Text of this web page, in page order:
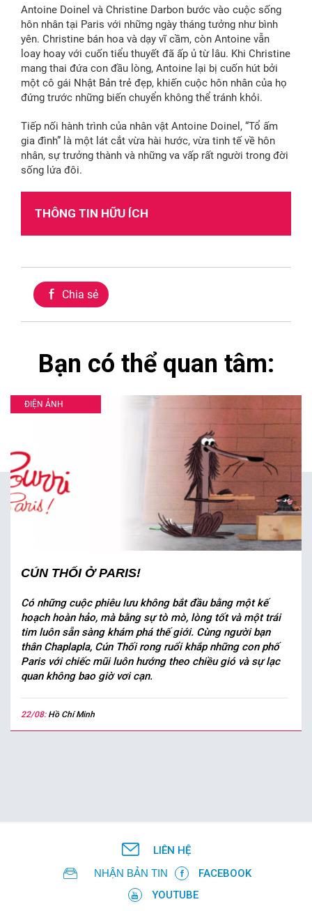
Antoine Doinel và Christine Darbon bước vào cuộc sống
hôn nhân tại Paris với những ngày tháng tưởng như bình
yên. Christine bán hoa và dạy vĩ cầm, còn Antoine vẫn
loay hoay với cuốn tiểu thuyết đã ấp ủ từ lâu. Khi Christine
mang thai đứa con đầu lòng, Antoine lại bị cuốn hút bởi
một cô gái Nhật Bản trẻ đẹp, khiến cuộc hôn nhân của họ
đứng trước những biến chuyển không thể tránh khỏi.
Tiếp nối hành trình của nhân vật Antoine Doinel, “Tổ ấm
gia đình” là một lát cắt vừa hài hước, vừa tinh tế về hôn
nhân, sự trưởng thành và những va vấp rất người trong đời
sống lứa đôi.
THÔNG TIN HỮU ÍCH
Chia sẻ
Bạn có thể quan tâm:
ĐIỆN ẢNH
CÚN THỐI Ở PARIS!
Có những cuộc phiêu lưu không bắt đầu bằng một kế
hoạch hoàn hảo, mà bằng sự tò mò, lòng tốt và một trái
tim luôn sẵn sàng khám phá thế giới. Cùng người bạn
thân Chaplapla, Cún Thối rong ruổi khắp những con phố
Paris với chiếc mũi luôn hướng theo chiều gió và sự lạc
quan không bao giờ vơi cạn.
22/08: Hồ Chí Minh
LIÊN HỆ
NHẬN BẢN TIN
FACEBOOK
YOUTUBE